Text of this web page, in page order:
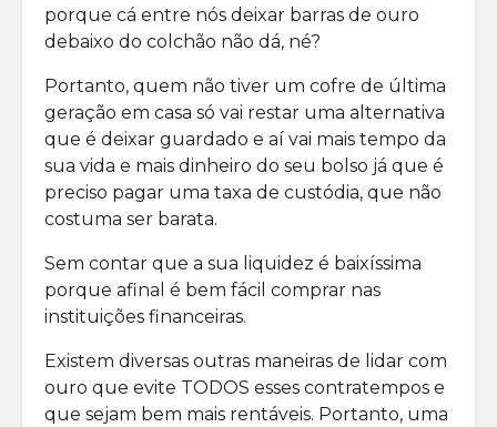
porque cá entre nós deixar barras de ouro
debaixo do colchão não dá, né?
Portanto, quem não tiver um cofre de última
geração em casa só vai restar uma alternativa
que é deixar guardado e aí vai mais tempo da
sua vida e mais dinheiro do seu bolso já que é
preciso pagar uma taxa de custódia, que não
costuma ser barata.
Sem contar que a sua liquidez é baixíssima
porque afinal é bem fácil comprar nas
instituições financeiras.
Existem diversas outras maneiras de lidar com
ouro que evite TODOS esses contratempos e
que sejam bem mais rentáveis. Portanto, uma